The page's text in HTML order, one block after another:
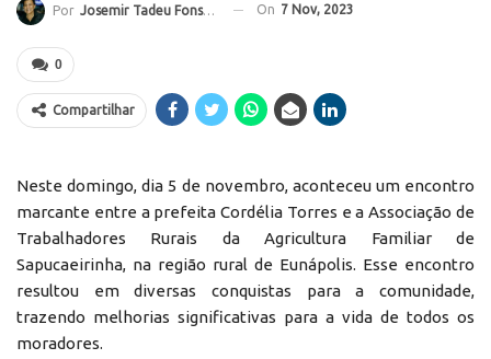
Por Josemir Tadeu Fonseca On 7 Nov, 2023
0
Compartilhar
Neste domingo, dia 5 de novembro, aconteceu um encontro
marcante entre a prefeita Cordélia Torres e a Associação de
Trabalhadores Rurais da Agricultura Familiar de
Sapucaeirinha, na região rural de Eunápolis. Esse encontro
resultou em diversas conquistas para a comunidade,
trazendo melhorias significativas para a vida de todos os
moradores.